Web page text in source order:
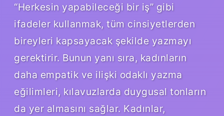
“Herkesin yapabileceği bir iş” gibi
ifadeler kullanmak, tüm cinsiyetlerden
bireyleri kapsayacak şekilde yazmayı
gerektirir. Bunun yanı sıra, kadınların
daha empatik ve ilişki odaklı yazma
eğilimleri, kılavuzlarda duygusal tonların
da yer almasını sağlar. Kadınlar,